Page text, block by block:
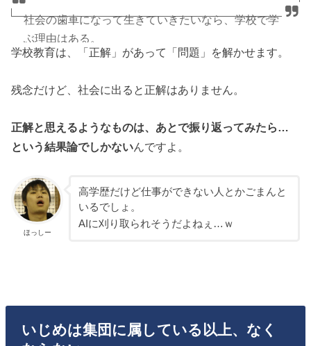
社会の歯車になって生きていきたいなら、学校で学
ぶ理由はある。
に行く必要性は薄くなる。
組織が保守的であればあるほど個性は邪魔になるか
らクリエイティブとはトレードオフ。
そして…保守的でない組織を探すほうが、日本では
難しい。
— ほっしー@メンタルハッカー (@hossy_fe_ap)
学校教育は、「正解」があって「問題」を解かせます。
残念だけど、社会に出ると正解はありません。
正解と思えるようなものは、あとで振り返ってみたら…
という結果論でしかないんですよ。
ほっしー
高学歴だけど仕事ができない人とかごまんと
いるでしょ。
AIに刈り取られそうだよねぇ…ｗ
いじめは集団に属している以上、なく